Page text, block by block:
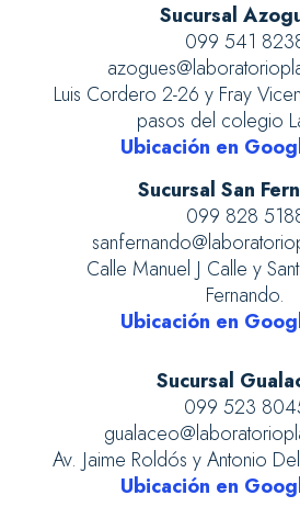
Sucursal
099 541
Luis Cordero 2-26 y Fray
pasos del colegio
Ubicación en
Sucursal San
099 828
Calle Manuel J Calle y
Fernando.
Ubicación en
Sucursal
099 523
Av. Jaime Roldós y Antonio
Ubicación en